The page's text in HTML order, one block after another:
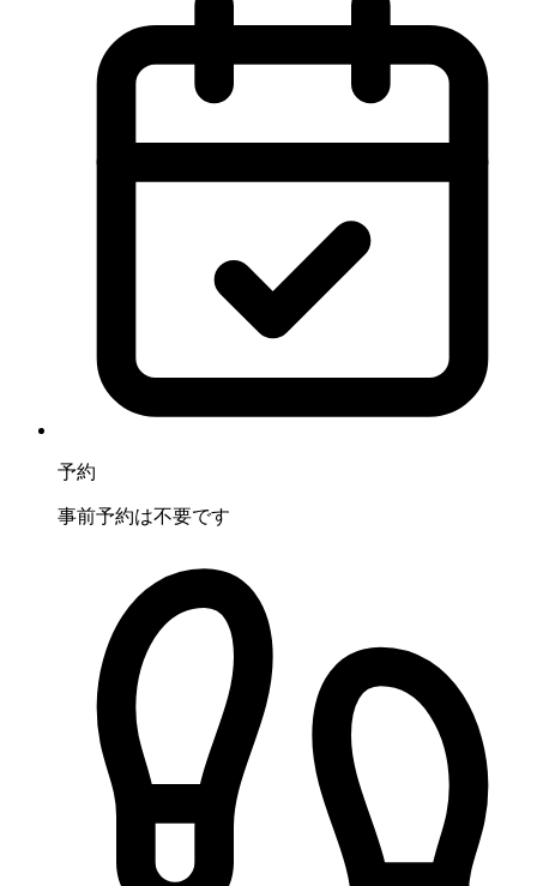
予約
事前予約は不要です